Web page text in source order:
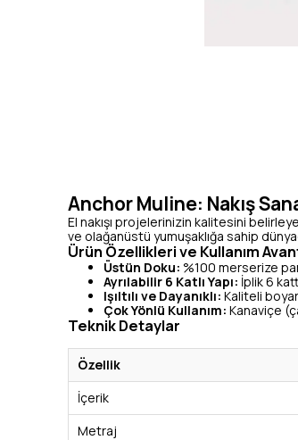
Anchor Muline: Nakış
El nakışı projelerinizin kalitesini
ve olağanüstü yumuşaklığa sahip
Ürün Özellikleri ve Kullanım
Üstün Doku: %100 merserize
Ayrılabilir 6 Katlı Yapı: İplik 6
Işıltılı ve Dayanıklı: Kaliteli
Çok Yönlü Kullanım: Kanaviçe
Teknik Detaylar
Özellik
İçerik
Metraj